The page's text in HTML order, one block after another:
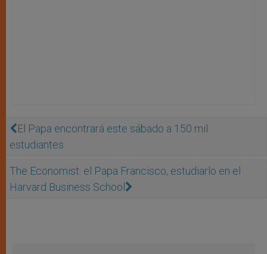
El Papa encontrará este sábado a 150 mil
estudiantes
The Economist: el Papa Francisco, estudiarlo en el
Harvard Business School